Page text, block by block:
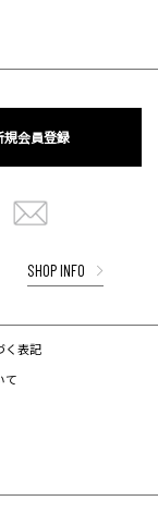
規会員登録
SHOP INFO
く表記
て